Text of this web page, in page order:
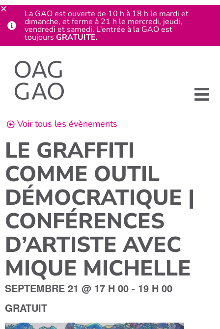
Voir tous les évènements
LE GRAFFITI
COMME OUTIL
DÉMOCRATIQUE |
CONFÉRENCES
D’ARTISTE AVEC
MIQUE MICHELLE
SEPTEMBRE 21 @ 17 H 00 - 19 H 00
GRATUIT
La GAO est ouverte de 10 h à 18 h le mardi et
dimanche, et ferme à 21 h le mercredi, jeudi,
vendredi et samedi. L’entrée à la GAO est
toujours GRATUITE.